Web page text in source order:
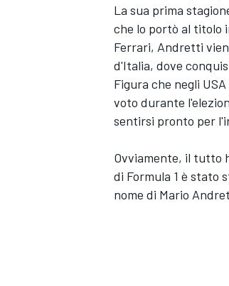
La sua prima
che lo portò al titolo
Ferrari, Andretti
d'Italia, dove
Figura che negli
voto durante
sentirsi pronto per
Ovviamente, il tutto
di Formula 1 è stato
nome di Mario